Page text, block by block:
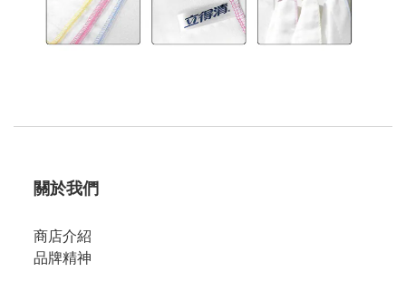
關於我們
商店介紹
品牌精神